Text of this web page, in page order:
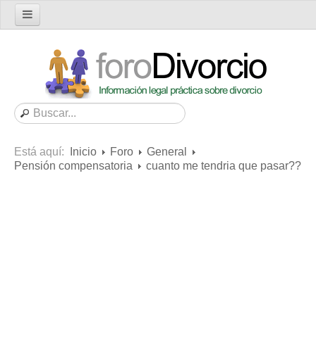
Foro
Nuevo tema
Buscar en el foro
Mensajes recientes
Está aquí: Inicio Foro
General
Pensión compensatoria
cuanto me tendria que pasar??